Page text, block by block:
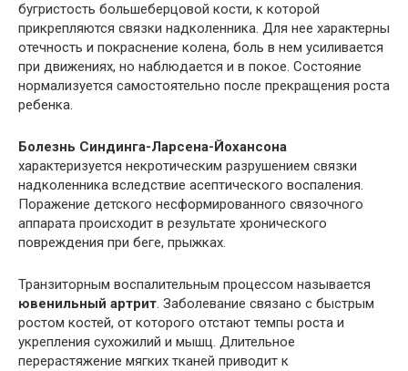
бугристость большеберцовой кости, к которой
прикрепляются связки надколенника. Для нее характерны
отечность и покраснение колена, боль в нем усиливается
при движениях, но наблюдается и в покое. Состояние
нормализуется самостоятельно после прекращения роста
ребенка.
Болезнь Синдинга-Ларсена-Йохансона
характеризуется некротическим разрушением связки
надколенника вследствие асептического воспаления.
Поражение детского несформированного связочного
аппарата происходит в результате хронического
повреждения при беге, прыжках.
Транзиторным воспалительным процессом называется
ювенильный артрит. Заболевание связано с быстрым
ростом костей, от которого отстают темпы роста и
укрепления сухожилий и мышц. Длительное
перерастяжение мягких тканей приводит к